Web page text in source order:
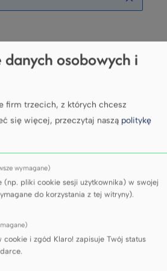
podejście do
które ulegają szybkiemu
wodnym, w postaci kropli
jest technologii
i skuteczne
w formie płynnej –
przed podaniem (tzw. ex
kropli do oczu jest
do wykonania w warunkach
są krople olejowe.
mogą zaburzać widzenie być
pacjentów opracowujemy
ten problem – opiera się
osobowych i
firm trzecich, z których chcesz
się więcej, przeczytaj naszą politykę
wymagane)
(np. pliki cookie sesji użytkownika) w swojej
do korzystania z tej witryny).
cookie i zgód Klaro! zapisuje Twój status